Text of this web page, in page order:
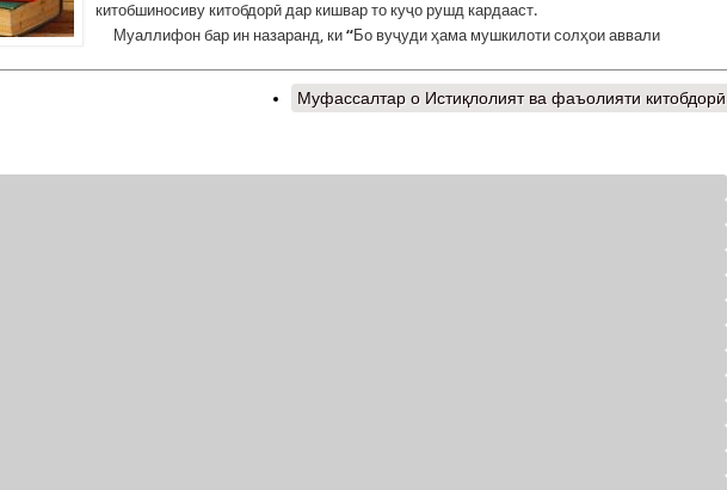
китобшиносиву китобдорӣ дар кишвар то куҷо рушд кардааст.
Муаллифон бар ин назаранд, ки“Бо вуҷуди ҳама мушкилоти солҳои аввали
Муфассалтар о Истиқлолият ва фаъолияти китобдорӣ